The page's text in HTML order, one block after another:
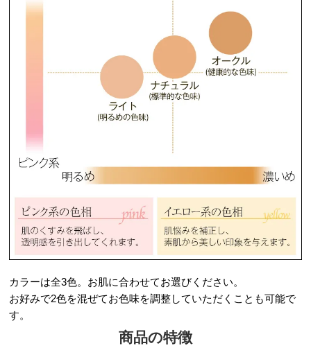
カラーは全3色。お肌に合わせてお選びください。
お好みで2色を混ぜてお色味を調整していただくことも可能で
す。
商品の特徴